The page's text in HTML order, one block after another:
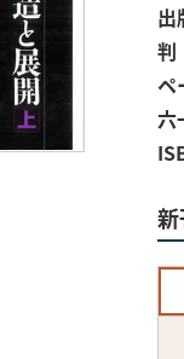
出
判
ペ
六